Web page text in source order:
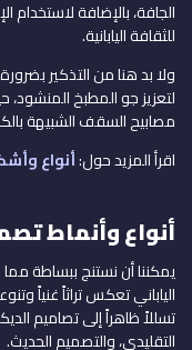
الجافة، بالإضافة لاستخدام
للثقافة اليابانية.
ولا بد هنا من التذكير
لتعزيز جو المطبخ المنشود،
مصابيح السقف الشبيهة
اقرأ المزيد حول:أنواع
أنواع وأنماط
يمكننا أن نستنج ببساطة
الياباني تعكس تراثاً غنياً
تسللاً ظاهراً إلى تصاميم
التقليدي، والتصميم الحديث.